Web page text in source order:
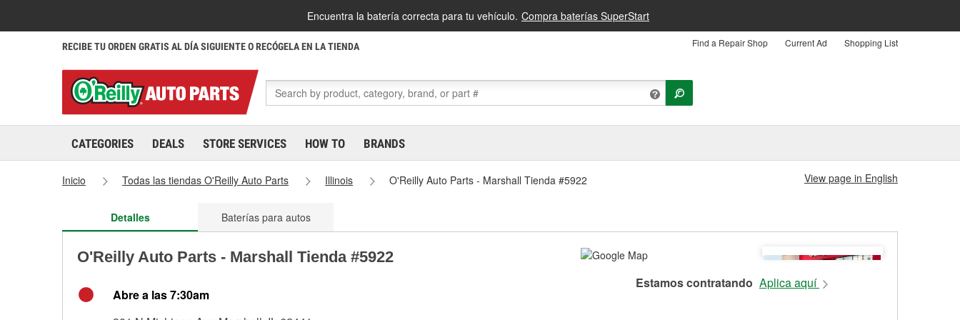
Encuentra la batería correcta para tu vehículo. Compra baterías SuperStart
RECIBE TU ORDEN GRATIS AL DÍA SIGUIENTE O RECÓGELA EN LA TIENDA Find a Repair Shop Current Ad Shopping List
CATEGORIES DEALS STORE SERVICES HOW TO BRANDS
Inicio Todas las tiendas O'Reilly Auto Parts Illinois O'Reilly Auto Parts - Marshall Tienda #5922 View page in English
Detalles Baterías para autos
O'Reilly Auto Parts - Marshall Tienda #5922
Abre a las 7:30am
Estamos contratando Aplica aquí